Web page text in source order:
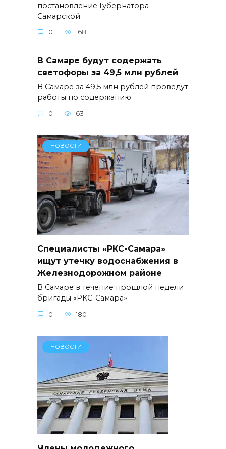
постановление Губернатора
Самарской
0 168
В Самаре будут содержать
светофоры за 49,5 млн рублей
В Самаре за 49,5 млн рублей проведут
работы по содержанию
0 63
НОВОСТИ
Специалисты «РКС-Самара»
ищут утечку водоснабжения в
Железнодорожном районе
В Самаре в течение прошлой недели
бригады «РКС-Самара»
0 180
НОВОСТИ